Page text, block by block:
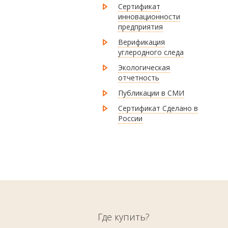
Сертификат
инновационности
предприятия
Верификация
углеродного следа
Экологическая
отчетность
Публикации в СМИ
Сертификат Сделано в
России
Где купить?